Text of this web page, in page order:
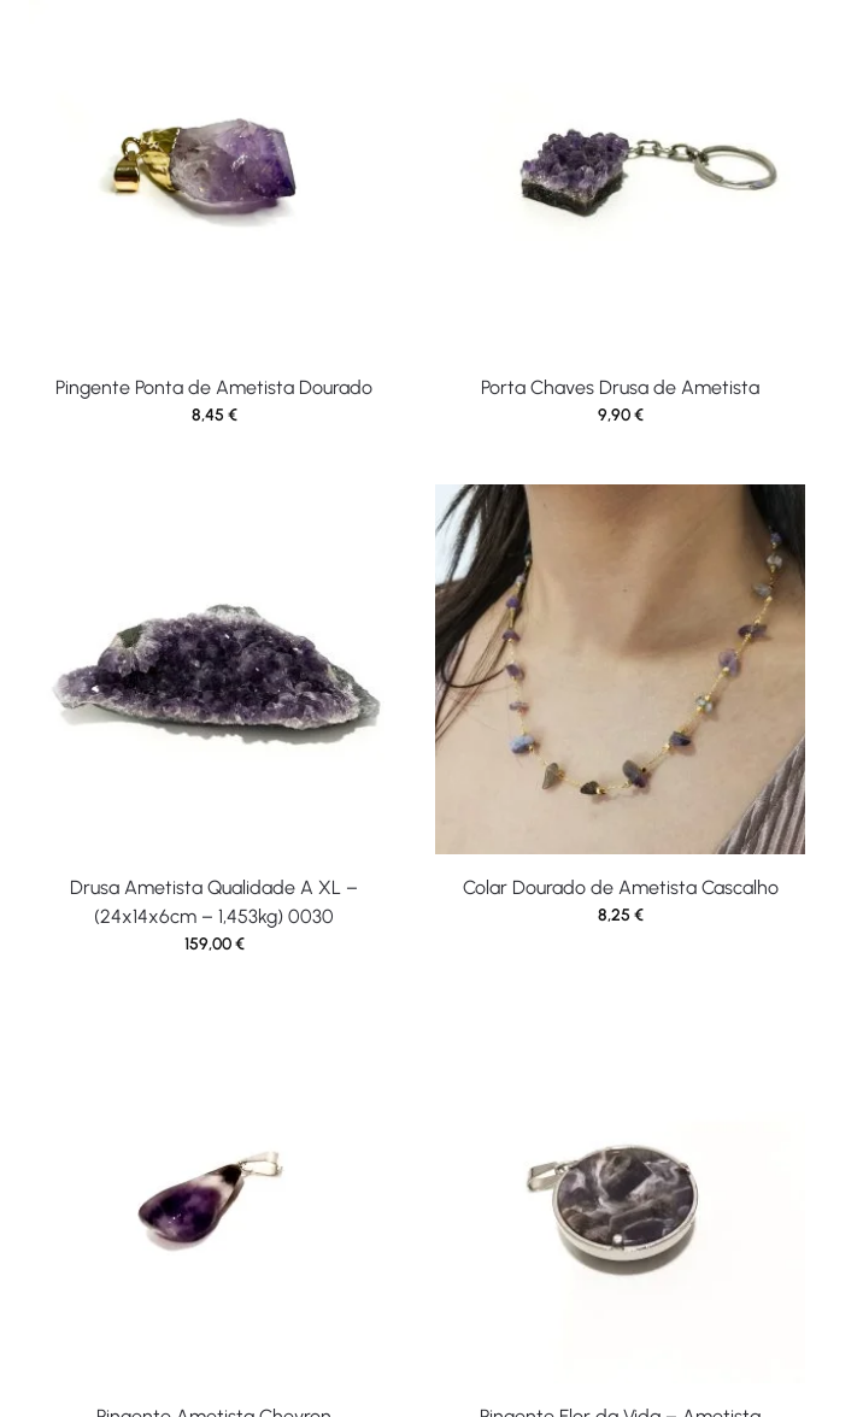
Pingente Ponta de Ametista Dourado
8,45 €
Porta Chaves Drusa de Ametista
9,90€
Drusa Ametista Qualidade A XL –
(24x14x6cm – 1,453kg) 0030
159,00€
Colar Dourado de Ametista Cascalho
8,25 €